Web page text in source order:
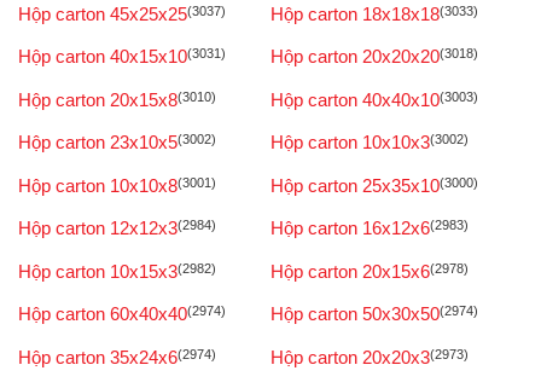
Hộp carton 45x25x25(3037) Hộp carton 18x18x18(3033)
Hộp carton 40x15x10(3031) Hộp carton 20x20x20(3018)
Hộp carton 20x15x8(3010) Hộp carton 40x40x10(3003)
Hộp carton 23x10x5(3002) Hộp carton 10x10x3(3002)
Hộp carton 10x10x8(3001) Hộp carton 25x35x10(3000)
Hộp carton 12x12x3(2984) Hộp carton 16x12x6(2983)
Hộp carton 10x15x3(2982) Hộp carton 20x15x6(2978)
Hộp carton 60x40x40(2974) Hộp carton 50x30x50(2974)
Hộp carton 35x24x6(2974) Hộp carton 20x20x3(2973)